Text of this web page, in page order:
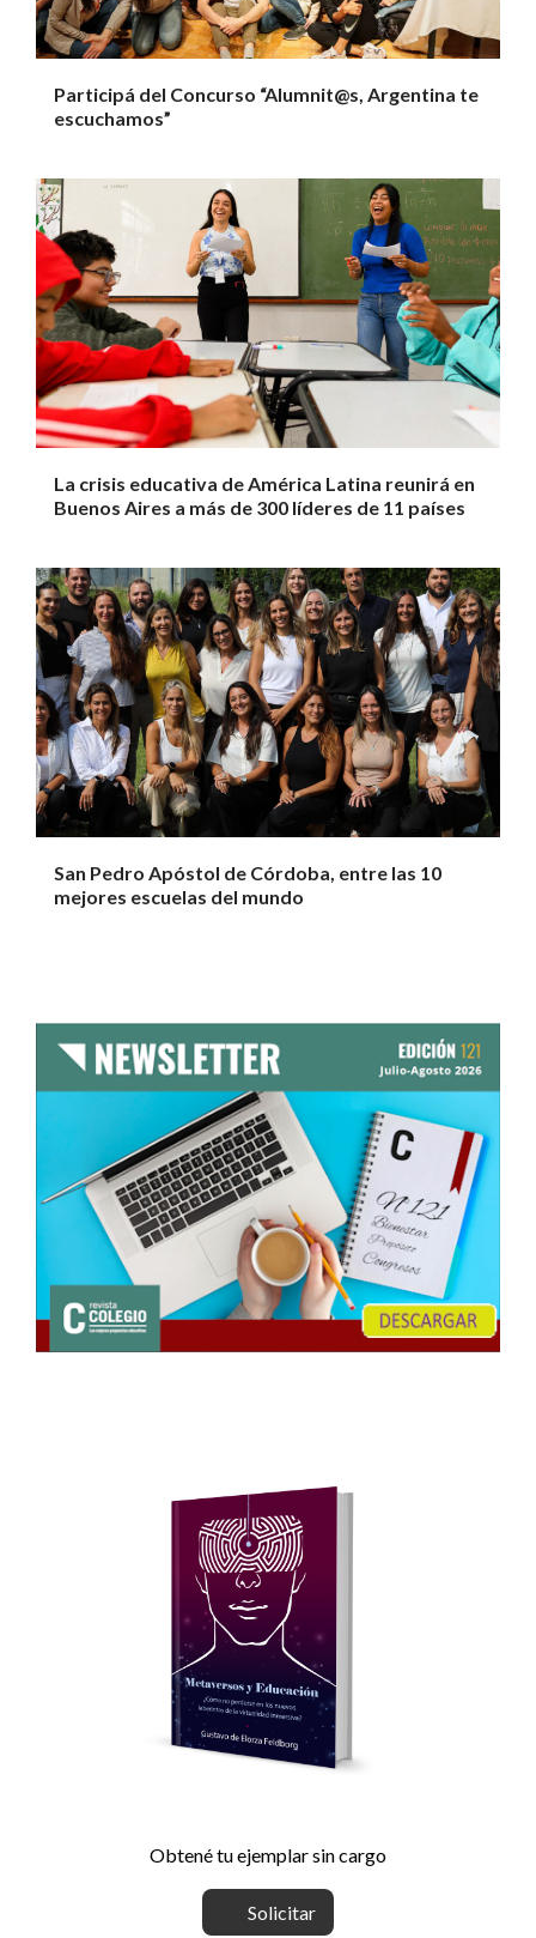
Participá del Concurso “Alumnit@s, Argentina te
escuchamos”
La crisis educativa de América Latina reunirá en
Buenos Aires a más de 300 líderes de 11 países
San Pedro Apóstol de Córdoba, entre las 10
mejores escuelas del mundo
Obtené tu ejemplar sin cargo
Solicitar